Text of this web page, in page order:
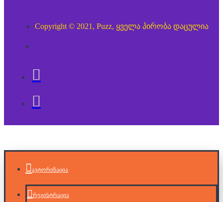
Copyright © 2021, Puzz, ყველა პირობა დაცულია
ავტორიზაცია
რეგისტრაცია